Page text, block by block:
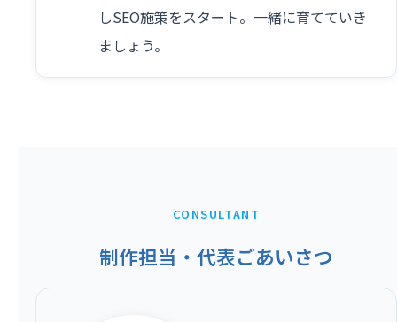
しSEO施策をスタート。一緒に育てていき
ましょう。
CONSULTANT
制作担当・代表ごあいさつ